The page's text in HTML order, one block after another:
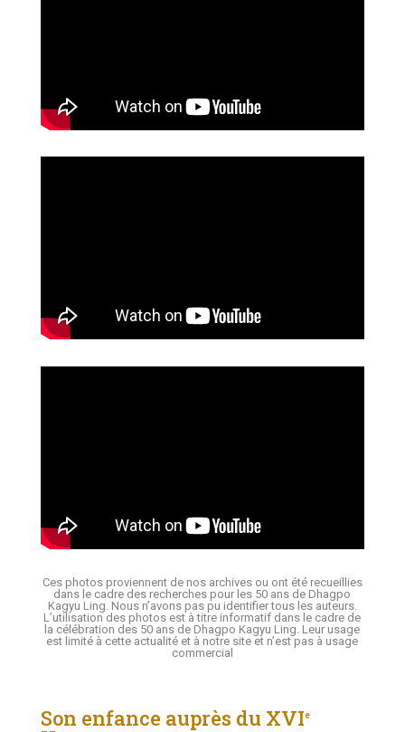
Ces photos proviennent de nos archives ou ont été recueillies
dans le cadre des recherches pour les 50 ans de Dhagpo
Kagyu Ling. Nous n’avons pas pu identifier tous les auteurs.
L’utilisation des photos est à titre informatif dans le cadre de
la célébration des 50 ans de Dhagpo Kagyu Ling. Leur usage
est limité à cette actualité et à notre site et n’est pas à usage
commercial
Son enfance auprès du XVIe